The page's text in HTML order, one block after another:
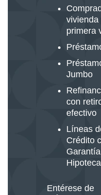
vivienda
primera
Jumbo
con
efectivo
Líneas
Crédito
Garantía
Entérese de